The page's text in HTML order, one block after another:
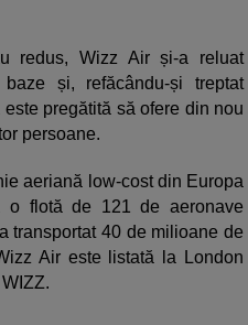
redus, Wizz Air și-a reluat
și, refăcându-și treptat
pregătită să ofere din nou
persoane.
aeriană low-cost din Europa
o flotă de 121 de aeronave
transportat 40 de milioane de
Air este listată la London